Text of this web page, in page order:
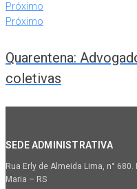
Próximo
Próximo
Quarentena:
coletivas
SEDE ADMINISTRATIVA
Rua Erly de Almeida Lima, n°
Maria – RS